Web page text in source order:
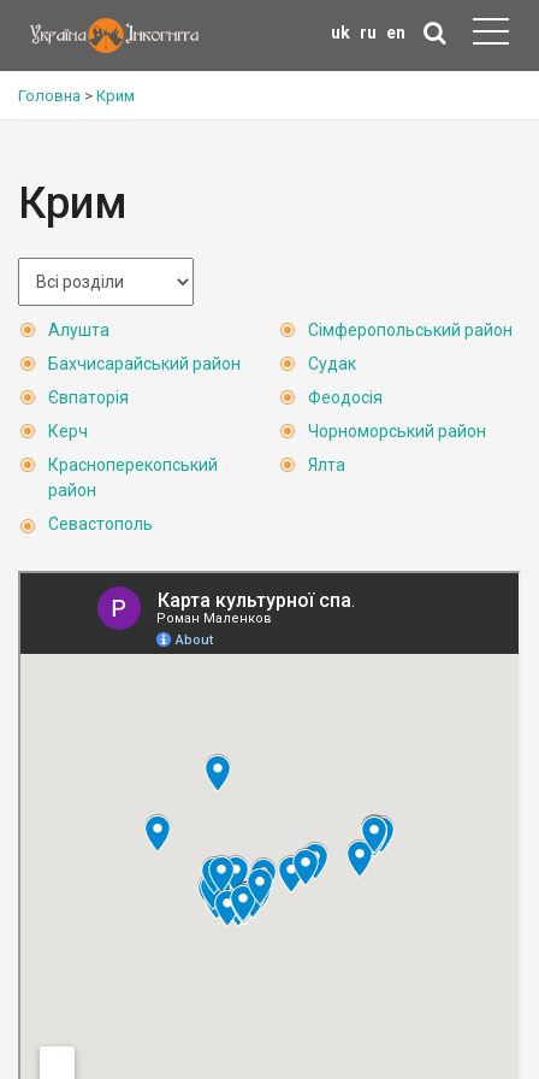
uk ru en
Головна > Крим
Крим
Алушта
Бахчисарайський район
Євпаторія
Керч
Красноперекопський
район
Севастополь
Сімферопольський район
Судак
Феодосія
Чорноморський район
Ялта